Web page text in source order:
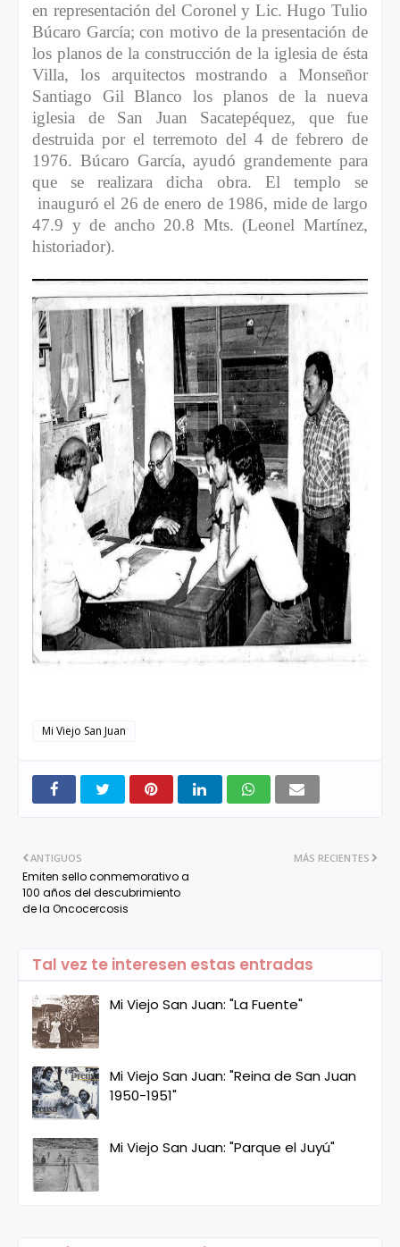
en representación del Coronel y Lic. Hugo Tulio
Búcaro García; con motivo de la presentación de
los planos de la construcción de la iglesia de ésta
Villa, los arquitectos mostrando a Monseñor
Santiago Gil Blanco los planos de la nueva
iglesia de San Juan Sacatepéquez, que fue
destruida por el terremoto del 4 de febrero de
1976. Búcaro García, ayudó grandemente para
que se realizara dicha obra. El templo se
inauguró el 26 de enero de 1986, mide de largo
47.9 y de ancho 20.8 Mts. (Leonel Martínez,
historiador).
Mi Viejo San Juan
MÁS RECIENTES
ANTIGUOS
Emiten sello conmemorativo a
100 años del descubrimiento
de la Oncocercosis
Tal vez te interesen estas entradas
Mi Viejo San Juan: "La Fuente"
Mi Viejo San Juan: "Reina de San Juan
1950-1951"
Mi Viejo San Juan: "Parque el Juyú"